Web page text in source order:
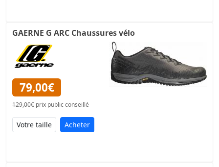
GAERNE G ARC Chaussures vélo
79,00€
129,00€ prix public conseillé
Acheter